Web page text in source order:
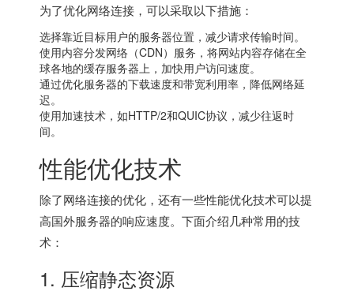
为了优化网络连接，可以采取以下措施：
选择靠近目标用户的服务器位置，减少请求传输时间。
使用内容分发网络（CDN）服务，将网站内容存储在全
球各地的缓存服务器上，加快用户访问速度。
通过优化服务器的下载速度和带宽利用率，降低网络延
迟。
使用加速技术，如HTTP/2和QUIC协议，减少往返时
间。
性能优化技术
除了网络连接的优化，还有一些性能优化技术可以提
高国外服务器的响应速度。下面介绍几种常用的技
术：
1. 压缩静态资源